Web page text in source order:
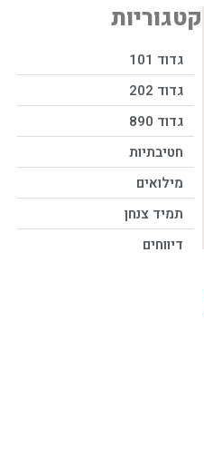
קטגוריות
גדוד 101
גדוד 202
גדוד 890
חטיבתיות
מילואים
תמיד צנחן
דיווחים